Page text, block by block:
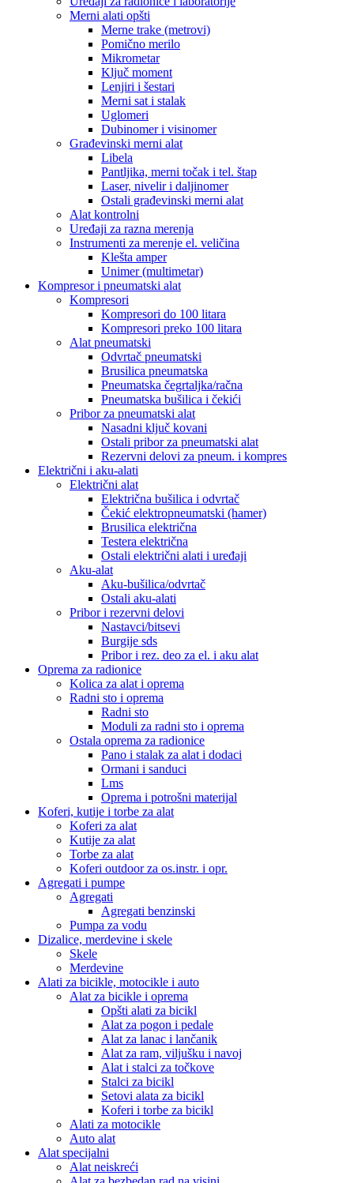
Merni alati opšti
Merne trake (metrovi)
Pomično merilo
Mikrometar
Ključ moment
Lenjiri i šestari
Merni sat i stalak
Uglomeri
Dubinomer i visinomer
Građevinski merni alat
Libela
Pantljika, merni točak i tel. štap
Laser, nivelir i daljinomer
Ostali građevinski merni alat
Alat kontrolni
Uređaji za razna merenja
Instrumenti za merenje el. veličina
Klešta amper
Unimer (multimetar)
Kompresor i pneumatski alat
Kompresori
Kompresori do 100 litara
Kompresori preko 100 litara
Alat pneumatski
Odvrtač pneumatski
Brusilica pneumatska
Pneumatska čegrtaljka/račna
Pneumatska bušilica i čekići
Pribor za pneumatski alat
Nasadni ključ kovani
Ostali pribor za pneumatski alat
Rezervni delovi za pneum. i kompres
Električni i aku-alati
Električni alat
Električna bušilica i odvrtač
Čekić elektropneumatski (hamer)
Brusilica električna
Testera električna
Ostali električni alati i uređaji
Aku-alat
Aku-bušilica/odvrtač
Ostali aku-alati
Pribor i rezervni delovi
Nastavci/bitsevi
Burgije sds
Pribor i rez. deo za el. i aku alat
Oprema za radionice
Kolica za alat i oprema
Radni sto i oprema
Radni sto
Moduli za radni sto i oprema
Ostala oprema za radionice
Pano i stalak za alat i dodaci
Ormani i sanduci
Lms
Oprema i potrošni materijal
Koferi, kutije i torbe za alat
Koferi za alat
Kutije za alat
Torbe za alat
Koferi outdoor za os.instr. i opr.
Agregati i pumpe
Agregati
Agregati benzinski
Pumpa za vodu
Dizalice, merdevine i skele
Skele
Merdevine
Alati za bicikle, motocikle i auto
Alat za bicikle i oprema
Opšti alati za bicikl
Alat za pogon i pedale
Alat za lanac i lančanik
Alat za ram, viljušku i navoj
Alat i stalci za točkove
Stalci za bicikl
Setovi alata za bicikl
Koferi i torbe za bicikl
Alati za motocikle
Auto alat
Alat specijalni
Alat neiskreći